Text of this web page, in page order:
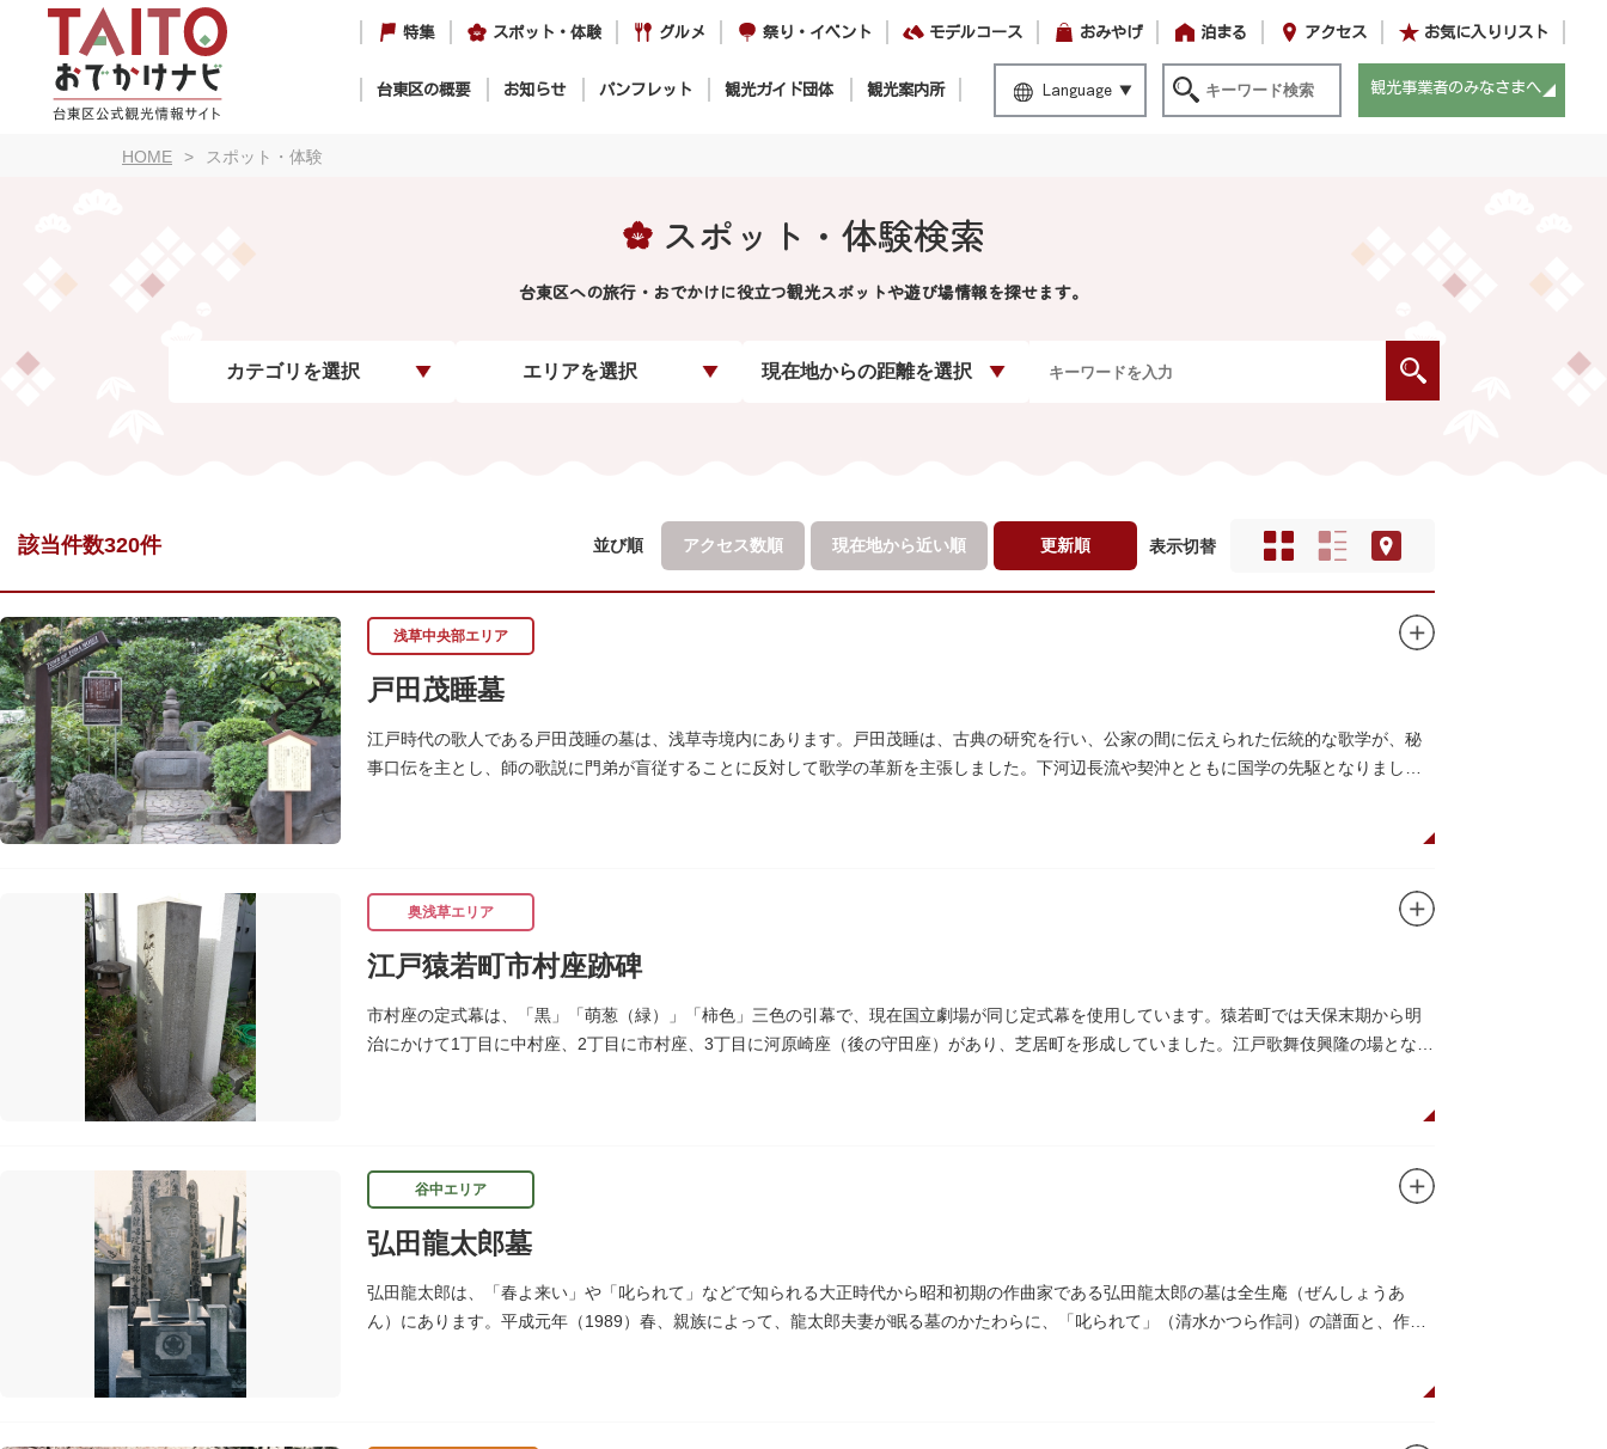
特集 スポット・体験 グルメ 祭り・イベント モデルコース おみやげ 泊まる アクセス お気に入りリスト
台東区の概要 お知らせ パンフレット 観光ガイド団体 観光案内所 Language 観光事業者のみなさまへ
HOME スポット・体験
スポット・体験検索
台東区への旅行・おでかけに役立つ観光スポットや遊び場情報を探せます。
カテゴリを選択 エリアを選択 現在地からの距離を選択
該当件数320件 並び順 アクセス数順 現在地から近い順 更新順 表示切替
浅草中央部エリア
戸田茂睡墓
江戸時代の歌人である戸田茂睡の墓は、浅草寺境内にあります。戸田茂睡は、古典の研究を行い、公家の間に伝えられた伝統的な歌学が、秘
事口伝を主とし、師の歌説に門弟が盲従することに反対して歌学の革新を主張しました。下河辺長流や契沖とともに国学の先駆となりまし
奥浅草エリア
江戸猿若町市村座跡碑
市村座の定式幕は、「黒」「萌葱（緑）」「柿色」三色の引幕で、現在国立劇場が同じ定式幕を使用しています。猿若町では天保末期から明
治にかけて1丁目に中村座、2丁目に市村座、3丁目に河原崎座（後の守田座）があり、芝居町を形成していました。江戸歌舞伎興隆の場となっ
谷中エリア
弘田龍太郎墓
弘田龍太郎は、「春よ来い」や「叱られて」などで知られる大正時代から昭和初期の作曲家である弘田龍太郎の墓は全生庵（ぜんしょうあ
ん）にあります。平成元年（1989）春、親族によって、龍太郎夫妻が眠る墓のかたわらに、「叱られて」（清水かつら作詞）の譜面と、作曲